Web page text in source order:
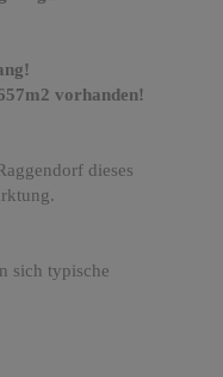
vorhanden!
dieses
sich typische